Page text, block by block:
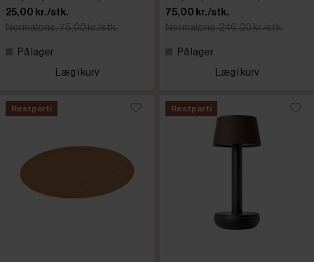
25,00 kr./stk.
Normalpris: 75,00 kr./stk.
På lager
Læg i kurv
75,00 kr./stk.
Normalpris: 246,00 kr./stk.
På lager
Læg i kurv
Restparti Restparti